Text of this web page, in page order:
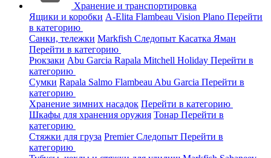
Хранение и транспортировка
Ящики и коробки A-Elita Flambeau Vision Plano Перейти
в категорию
Санки, тележки Markfish Следопыт Касатка Яман
Перейти в категорию
Рюкзаки Abu Garcia Rapala Mitchell Holiday Перейти в
категорию
Сумки Rapala Salmo Flambeau Abu Garcia Перейти в
категорию
Хранение зимних насадок Перейти в категорию
Шкафы для хранения оружия Тонар Перейти в
категорию
Стяжки для груза PremierСледопыт Перейти в
категорию